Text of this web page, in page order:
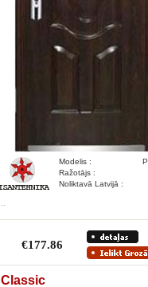
Modelis :
Ražotājs :
Noliktavā Latvijā :
€177.86
Classic